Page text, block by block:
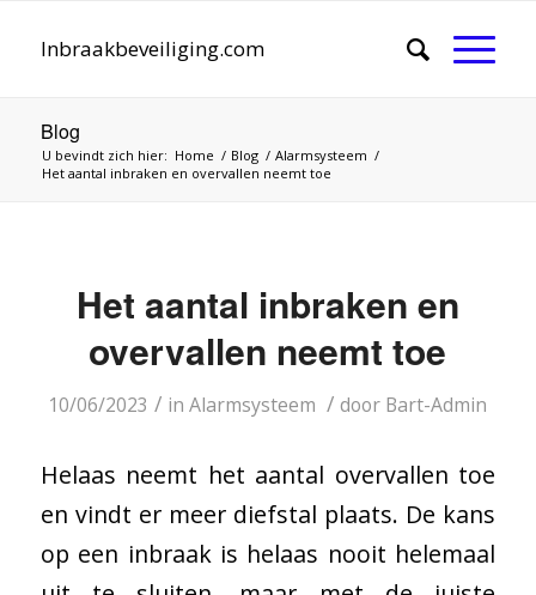
Inbraakbeveiliging.com
Blog
U bevindt zich hier: Home / Blog / Alarmsysteem /
Het aantal inbraken en overvallen neemt toe
Het aantal inbraken en
overvallen neemt toe
10/06/2023 / inAlarmsysteem / door Bart-Admin
Helaas neemt het aantal overvallen toe
en vindt er meer diefstal plaats. De kans
op een inbraak is helaas nooit helemaal